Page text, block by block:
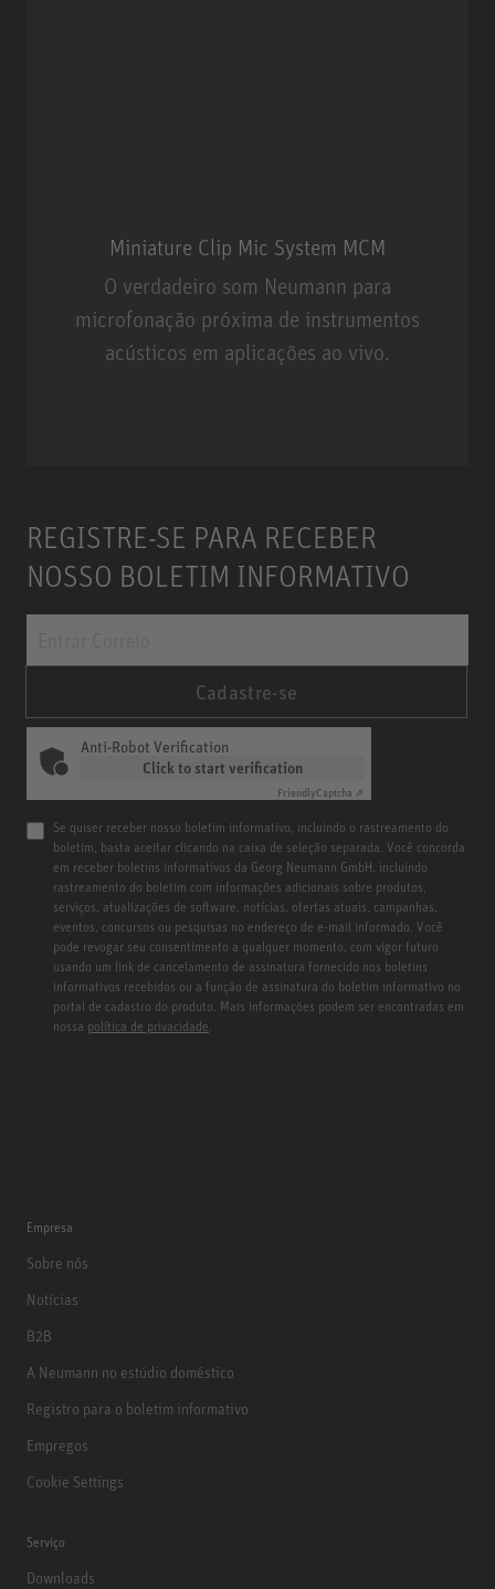
Miniature Clip Mic System MCM
O verdadeiro som Neumann para
microfonação próxima de instrumentos
acústicos em aplicações ao vivo.
REGISTRE-SE PARA RECEBER
NOSSO BOLETIM INFORMATIVO
Cadastre-se
Anti-Robot Verification
Click to start verification
FriendlyCaptcha ⇗
Se quiser receber nosso boletim informativo, incluindo o rastreamento do
boletim, basta aceitar clicando na caixa de seleção separada. Você concorda
em receber boletins informativos da Georg Neumann GmbH, incluindo
rastreamento do boletim com informações adicionais sobre produtos,
serviços, atualizações de software, notícias, ofertas atuais, campanhas,
eventos, concursos ou pesquisas no endereço de e-mail informado. Você
pode revogar seu consentimento a qualquer momento, com vigor futuro
usando um link de cancelamento de assinatura fornecido nos boletins
informativos recebidos ou a função de assinatura do boletim informativo no
portal de cadastro do produto. Mais informações podem ser encontradas em
nossa política de privacidade.
Empresa
Sobre nós
Notícias
B2B
A Neumann no estúdio doméstico
Registro para o boletim informativo
Empregos
Cookie Settings
Serviço
Downloads